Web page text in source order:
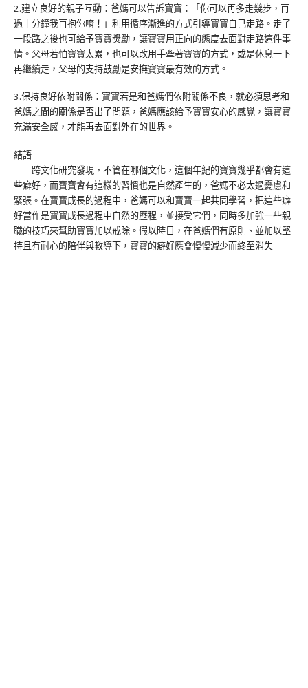
2.建立良好的親子互動：爸媽可以告訴寶寶：「你可以再多走幾步，再
過十分鐘我再抱你唷！」利用循序漸進的方式引導寶寶自己走路。走了
一段路之後也可給予寶寶獎勵，讓寶寶用正向的態度去面對走路這件事
情。父母若怕寶寶太累，也可以改用手牽著寶寶的方式，或是休息一下
再繼續走，父母的支持鼓勵是安撫寶寶最有效的方式。
3.保持良好依附關係：寶寶若是和爸媽們依附關係不良，就必須思考和
爸媽之間的關係是否出了問題，爸媽應該給予寶寶安心的感覺，讓寶寶
充滿安全感，才能再去面對外在的世界。
結語
跨文化研究發現，不管在哪個文化，這個年紀的寶寶幾乎都會有這
些癖好，而寶寶會有這樣的習慣也是自然產生的，爸媽不必太過憂慮和
緊張。在寶寶成長的過程中，爸媽可以和寶寶一起共同學習，把這些癖
好當作是寶寶成長過程中自然的歷程，並接受它們，同時多加強一些親
職的技巧來幫助寶寶加以戒除。假以時日，在爸媽們有原則、並加以堅
持且有耐心的陪伴與教導下，寶寶的癖好應會慢慢減少而終至消失